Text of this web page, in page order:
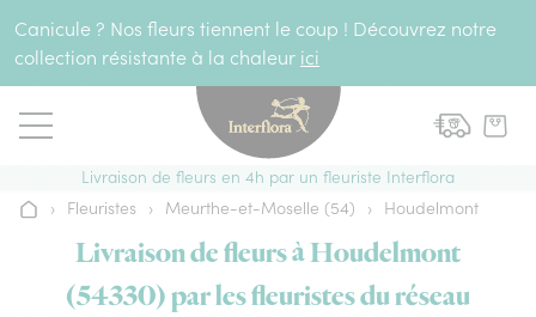
Canicule ? Nos fleurs tiennent le coup ! Découvrez notre
collection résistante à la chaleur ici
Livraison de fleurs en 4h par un fleuriste Interflora
Accueil
› Fleuristes › Meurthe-et-Moselle (54) › Houdelmont
Livraison de fleurs à Houdelmont
(54330) par les fleuristes du réseau